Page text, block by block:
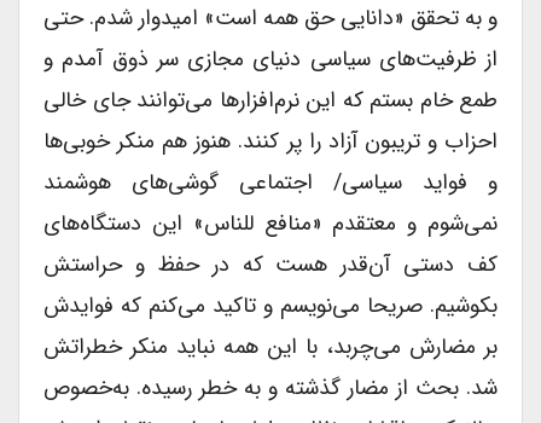
و به تحقق «دانایی حق همه است» امیدوار شدم. حتی
از ظرفیت‌های سیاسی دنیای مجازی سر ذوق آمدم و
طمع خام بستم که این نرم‌افزارها می‌توانند جای خالی
احزاب و تریبون آزاد را پر کنند. هنوز هم منکر خوبی‌ها
و فواید سیاسی/ اجتماعی گوشی‌های هوشمند
نمی‌شوم و معتقدم «منافع ‌للناس» این دستگاه‌های
کف دستی آن‌قدر هست که در حفظ و حراستش
بکوشیم. صریحا می‌نویسم و تاکید می‌کنم که فوایدش
بر مضارش می‌چربد، با این همه نباید منکر خطراتش
شد. بحث از مضار گذشته و به خطر رسیده. به‌خصوص